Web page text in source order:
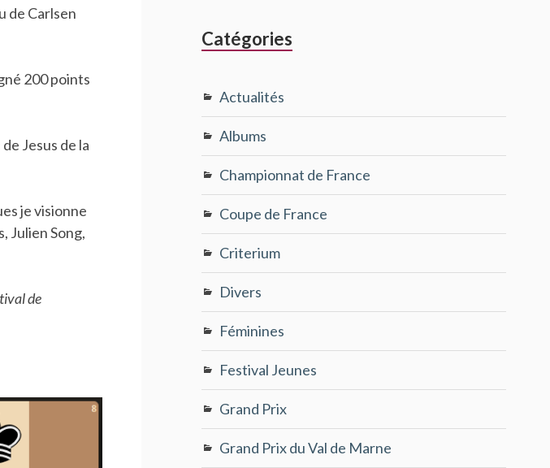
de Carlsen
200 points
Jesus de la
je visionne
Julien Song,
de
Catégories
Actualités
Albums
Championnat de France
Coupe de France
Criterium
Divers
Féminines
Festival Jeunes
Grand Prix
Grand Prix du Val de Marne